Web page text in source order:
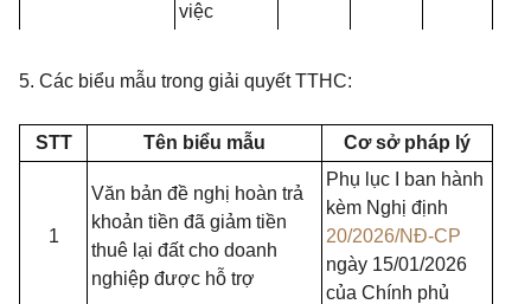
việc
5. Các biểu mẫu trong giải quyết TTHC:
STT Tên biểu mẫu Cơ sở pháp lý
1
Văn bản đề nghị hoàn trả
khoản tiền đã giảm tiền
thuê lại đất cho doanh
nghiệp được hỗ trợ
Phụ lục I ban hành
kèm Nghị định
20/2026/NĐ-CP
ngày 15/01/2026
của Chính phủ